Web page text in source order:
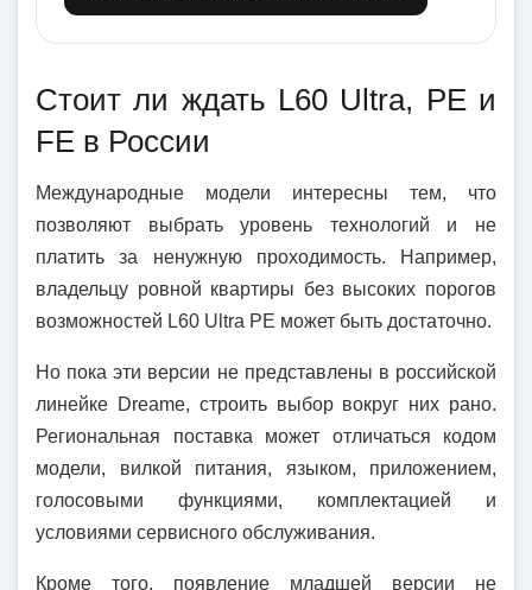
Стоит ли ждать L60 Ultra, PE и
FE в России
Международные модели интересны тем, что
позволяют выбрать уровень технологий и не
платить за ненужную проходимость. Например,
владельцу ровной квартиры без высоких порогов
возможностей L60 Ultra PE может быть достаточно.
Но пока эти версии не представлены в российской
линейке Dreame, строить выбор вокруг них рано.
Региональная поставка может отличаться кодом
модели, вилкой питания, языком, приложением,
голосовыми функциями, комплектацией и
условиями сервисного обслуживания.
Кроме того, появление младшей версии не